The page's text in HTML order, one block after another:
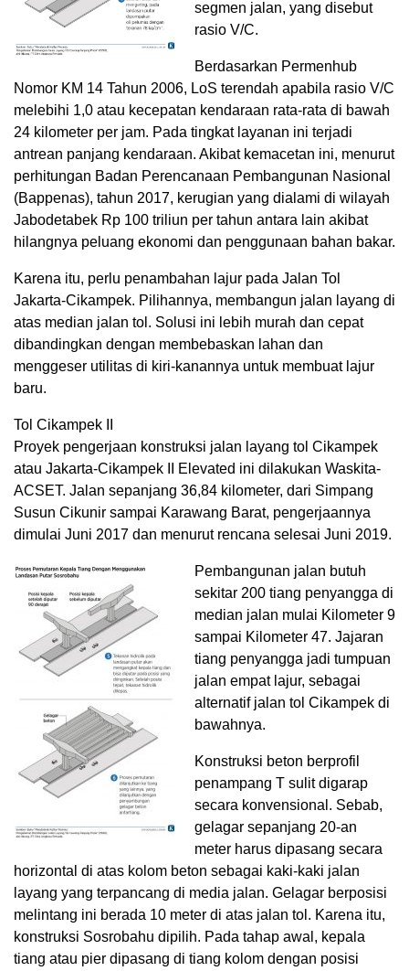
segmen jalan, yang disebut
rasio V/C.
Berdasarkan Permenhub
Nomor KM 14 Tahun 2006, LoS terendah apabila rasio V/C
melebihi 1,0 atau kecepatan kendaraan rata-rata di bawah
24 kilometer per jam. Pada tingkat layanan ini terjadi
antrean panjang kendaraan. Akibat kemacetan ini, menurut
perhitungan Badan Perencanaan Pembangunan Nasional
(Bappenas), tahun 2017, kerugian yang dialami di wilayah
Jabodetabek Rp 100 triliun per tahun antara lain akibat
hilangnya peluang ekonomi dan penggunaan bahan bakar.
Karena itu, perlu penambahan lajur pada Jalan Tol
Jakarta-Cikampek. Pilihannya, membangun jalan layang di
atas median jalan tol. Solusi ini lebih murah dan cepat
dibandingkan dengan membebaskan lahan dan
menggeser utilitas di kiri-kanannya untuk membuat lajur
baru.
Tol Cikampek II
Proyek pengerjaan konstruksi jalan layang tol Cikampek
atau Jakarta-Cikampek II Elevated ini dilakukan Waskita-
ACSET. Jalan sepanjang 36,84 kilometer, dari Simpang
Susun Cikunir sampai Karawang Barat, pengerjaannya
dimulai Juni 2017 dan menurut rencana selesai Juni 2019.
Pembangunan jalan butuh
sekitar 200 tiang penyangga di
median jalan mulai Kilometer 9
sampai Kilometer 47. Jajaran
tiang penyangga jadi tumpuan
jalan empat lajur, sebagai
alternatif jalan tol Cikampek di
bawahnya.
Konstruksi beton berprofil
penampang T sulit digarap
secara konvensional. Sebab,
gelagar sepanjang 20-an
meter harus dipasang secara
horizontal di atas kolom beton sebagai kaki-kaki jalan
layang yang terpancang di media jalan. Gelagar berposisi
melintang ini berada 10 meter di atas jalan tol. Karena itu,
konstruksi Sosrobahu dipilih. Pada tahap awal, kepala
tiang atau pier dipasang di tiang kolom dengan posisi